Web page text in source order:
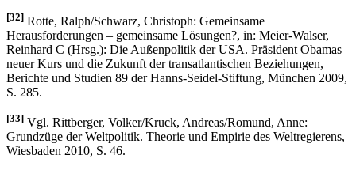
[32] Rotte, Ralph/Schwarz, Christoph: Gemeinsame
Herausforderungen – gemeinsame Lösungen?, in: Meier-Walser,
Reinhard C (Hrsg.): Die Außenpolitik der USA. Präsident Obamas
neuer Kurs und die Zukunft der transatlantischen Beziehungen,
Berichte und Studien 89 der Hanns-Seidel-Stiftung, München 2009,
S. 285.
[33] Vgl. Rittberger, Volker/Kruck, Andreas/Romund, Anne:
Grundzüge der Weltpolitik. Theorie und Empirie des Weltregierens,
Wiesbaden 2010, S. 46.